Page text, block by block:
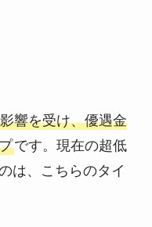
響を受け、優遇金
です。現在の超低
は、こちらのタイ